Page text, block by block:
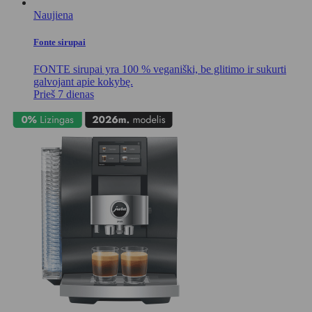
Naujiena
Fonte sirupai
FONTE sirupai yra 100 % veganiški, be glitimo ir sukurti
galvojant apie kokybę.
Prieš 7 dienas